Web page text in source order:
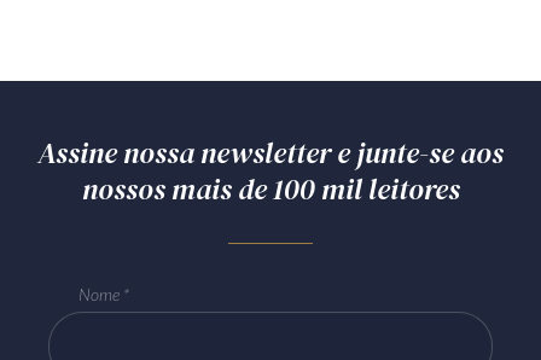
Assine nossa newsletter e junte-se aos
nossos mais de 100 mil leitores
Nome